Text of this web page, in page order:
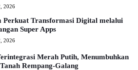
2026
Perkuat Transformasi Digital melalui
Super Apps
2026
Merah Putih, Menumbuhkan
Rempang-Galang